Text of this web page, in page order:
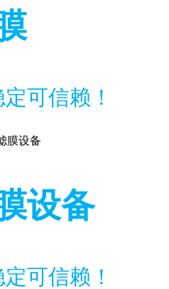
可信赖！
设备
可信赖！